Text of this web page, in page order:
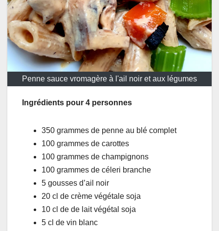
Penne sauce vromagère à l'ail noir et aux légumes
Ingrédients pour 4 personnes
350 grammes de penne au blé complet
100 grammes de carottes
100 grammes de champignons
100 grammes de céleri branche
5 gousses d’ail noir
20 cl de crème végétale soja
10 cl de de lait végétal soja
5 cl de vin blanc